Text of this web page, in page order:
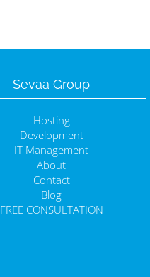
Sevaa Group
Hosting
Development
IT Management
About
Contact
Blog
FREE CONSULTATION